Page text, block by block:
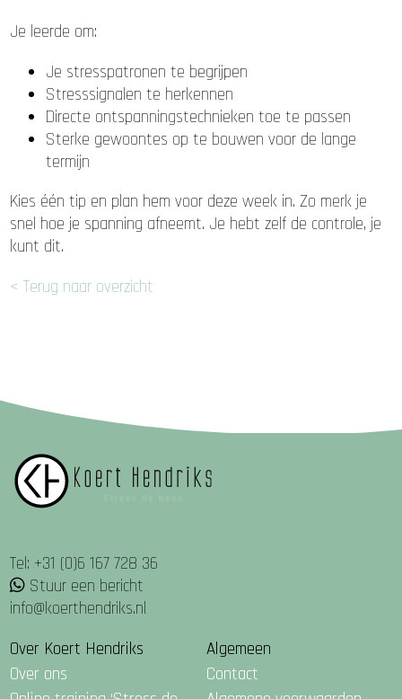
Je leerde om:
Je stresspatronen te begrijpen
Stresssignalen te herkennen
Directe ontspanningstechnieken toe te passen
Sterke gewoontes op te bouwen voor de lange
termijn
Kies één tip en plan hem voor deze week in. Zo merk je
snel hoe je spanning afneemt. Je hebt zelf de controle, je
kunt dit.
< Terug naar overzicht
Tel: +31 (0)6 167 728 36
Stuur een bericht
info@koerthendriks.nl
Over Koert Hendriks
Over ons
Algemeen
Contact